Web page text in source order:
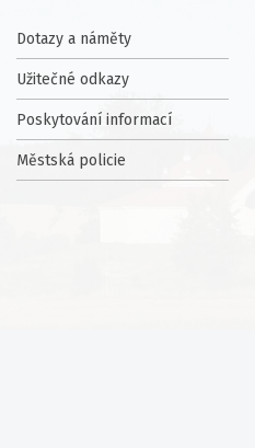
Dotazy a náměty
Užitečné odkazy
Poskytování informací
Městská policie